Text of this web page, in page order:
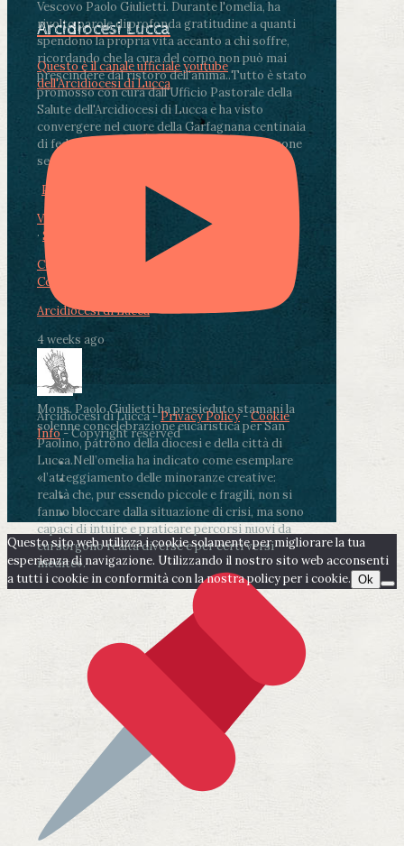
Vescovo Paolo Giulietti. Durante l'omelia, ha
rivolto parole di profonda gratitudine a quanti
spendono la propria vita accanto a chi soffre,
ricordando che la cura del corpo non può mai
prescindere dal ristoro dell'anima..Tutto è stato
promosso con cura dall'Ufficio Pastorale della
Salute dell'Arcidiocesi di Lucca e ha visto
convergere nel cuore della Garfagnana centinaia
di fedeli, operatori sanitari, volontari e persone
segnate dalla malattia.
Photo
View on Facebook
· Share
Condividi su Facebook
Condividi su LinkedIn
Arcidiocesi di Lucca
4 weeks ago
Mons. Paolo Giulietti ha presieduto stamani la
solenne concelebrazione eucaristica per San
Paolino, patrono della diocesi e della città di
Lucca.Nell’omelia ha indicato come esemplare
«l’atteggiamento delle minoranze creative:
realtà che, pur essendo piccole e fragili, non si
fanno bloccare dalla situazione di crisi, ma sono
capaci di intuire e praticare percorsi nuovi da
cui sorgono realtà diverse e per certi versi
inedite».
Arcidiocesi Lucca
Questo è il canale ufficiale youtube
dell'Arcidiocesi di Lucca
Arcidiocesi di Lucca -Privacy Policy-Cookie
Info- Copyright reserved
Questo sito web utilizza i cookie solamente per migliorare la tua
esperienza di navigazione. Utilizzando il nostro sito web acconsenti
a tutti i cookie in conformità con la nostra policy per i cookie. Ok